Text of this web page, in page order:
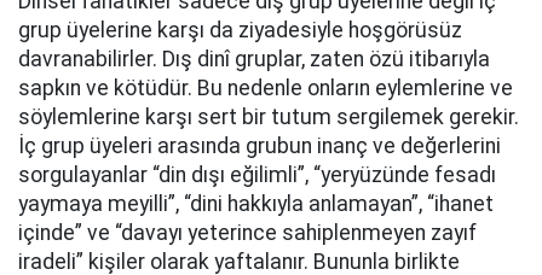
grup üyelerine karşı da ziyadesiyle hoşgörüsüz
davranabilirler. Dış dinî gruplar, zaten özü itibarıyla
sapkın ve kötüdür. Bu nedenle onların eylemlerine ve
söylemlerine karşı sert bir tutum sergilemek gerekir.
İç grup üyeleri arasında grubun inanç ve değerlerini
sorgulayanlar “din dışı eğilimli”, “yeryüzünde fesadı
yaymaya meyilli”, “dini hakkıyla anlamayan”, “ihanet
içinde” ve “davayı yeterince sahiplenmeyen zayıf
iradeli” kişiler olarak yaftalanır. Bununla birlikte